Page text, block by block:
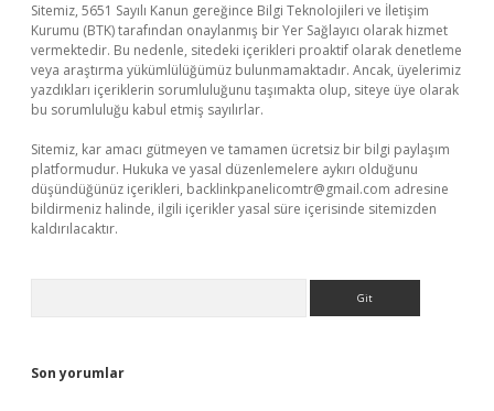
Sitemiz, 5651 Sayılı Kanun gereğince Bilgi Teknolojileri ve İletişim
Kurumu (BTK) tarafından onaylanmış bir Yer Sağlayıcı olarak hizmet
vermektedir. Bu nedenle, sitedeki içerikleri proaktif olarak denetleme
veya araştırma yükümlülüğümüz bulunmamaktadır. Ancak, üyelerimiz
yazdıkları içeriklerin sorumluluğunu taşımakta olup, siteye üye olarak
bu sorumluluğu kabul etmiş sayılırlar.
Sitemiz, kar amacı gütmeyen ve tamamen ücretsiz bir bilgi paylaşım
platformudur. Hukuka ve yasal düzenlemelere aykırı olduğunu
düşündüğünüz içerikleri, backlinkpanelicomtr@gmail.com adresine
bildirmeniz halinde, ilgili içerikler yasal süre içerisinde sitemizden
kaldırılacaktır.
Son yorumlar